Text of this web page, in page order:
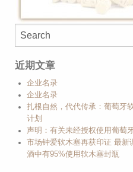
近期文章
企业名录
企业名录
扎根自然，代代传承：葡萄牙
计划
声明：有关未经授权使用葡萄
市场钟爱软木塞再获印证 最新
酒中有95%使用软木塞封瓶